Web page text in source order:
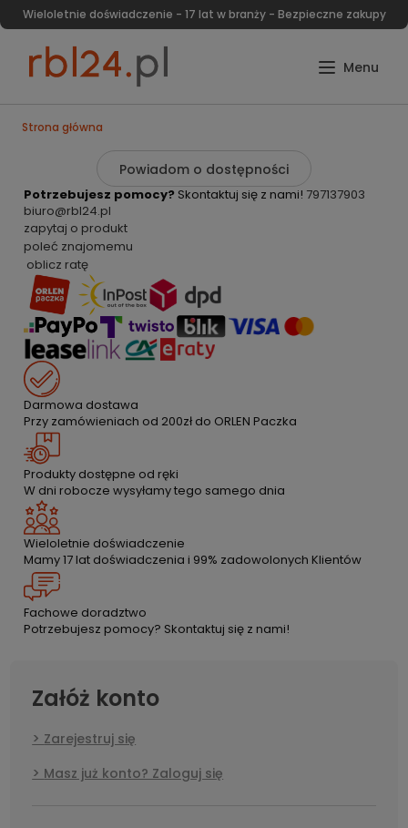
Wieloletnie doświadczenie - 17 lat w branży - Bezpieczne zakupy
Strona główna
Powiadom o dostępności
Potrzebujesz pomocy? Skontaktuj się z nami! 797137903
biuro@rbl24.pl
zapytaj o produkt
poleć znajomemu
oblicz ratę
Darmowa dostawa
Przy zamówieniach od 200zł do ORLEN Paczka
Produkty dostępne od ręki
W dni robocze wysyłamy tego samego dnia
Wieloletnie doświadczenie
Mamy 17 lat doświadczenia i 99% zadowolonych Klientów
Fachowe doradztwo
Potrzebujesz pomocy? Skontaktuj się z nami!
Załóż konto
Zarejestruj się
Masz już konto? Zaloguj się